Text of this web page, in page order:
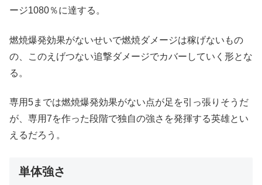
ージ1080％に達する。
燃焼爆発効果がないせいで燃焼ダメージは稼げないもの
の、このえげつない追撃ダメージでカバーしていく形とな
る。
専用5までは燃焼爆発効果がない点が足を引っ張りそうだ
が、専用7を作った段階で独自の強さを発揮する英雄とい
えるだろう。
単体強さ